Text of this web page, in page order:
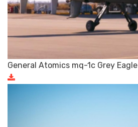
General Atomics mq-1c Grey Eagle